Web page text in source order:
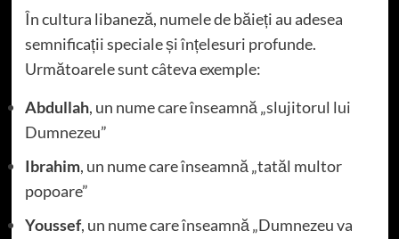
În cultura libaneză, numele de băieți au adesea
semnificații speciale și înțelesuri profunde.
Următoarele sunt câteva exemple:
Abdullah, un nume care înseamnă „slujitorul lui
Dumnezeu”
Ibrahim, un nume care înseamnă „tatăl multor
popoare”
Youssef, un nume care înseamnă „Dumnezeu va